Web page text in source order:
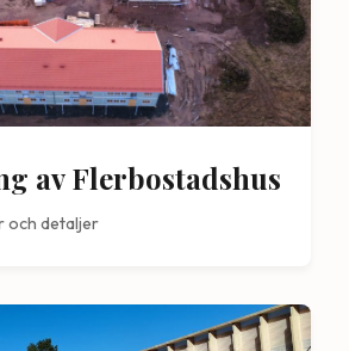
av Flerbostadshus
och detaljer